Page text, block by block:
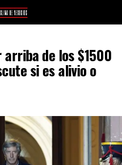
arriba de los $1500
si es alivio o